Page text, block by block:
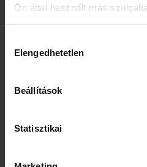
Ön által használt más
kiválasztása
Elengedhetetlen
Beállítások
Statisztikai
Az ország egyetlen
Kiszerelés
Egység (szabadon)